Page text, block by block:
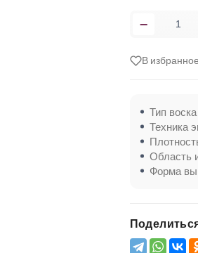
В избранное
Тип
Техника
Область
Форма